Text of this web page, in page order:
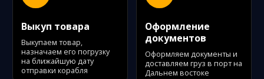
Выкуп товара
Выкупаем товар,
назначаем его погрузку
на ближайшую дату
отправки корабля
Оформление
документов
Оформляем документы и
доставляем груз в порт на
Дальнем востоке